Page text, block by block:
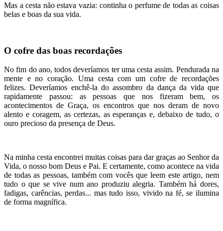
Mas a cesta não estava vazia: continha o perfume de todas as coisas
belas e boas da sua vida.
O cofre das boas recordações
No fim do ano, todos deveríamos ter uma cesta assim. Pendurada na
mente e no coração. Uma cesta com um cofre de recordações
felizes. Deveríamos enchê-la do assombro da dança da vida que
rapidamente passou: as pessoas que nos fizeram bem, os
acontecimentos de Graça, os encontros que nos deram de novo
alento e coragem, as certezas, as esperanças e, debaixo de tudo, o
ouro precioso da presença de Deus.
Na minha cesta encontrei muitas coisas para dar graças ao Senhor da
Vida, o nosso bom Deus e Pai. E certamente, como acontece na vida
de todas as pessoas, também com vocês que leem este artigo, nem
tudo o que se vive num ano produziu alegria. Também há dores,
fadigas, carências, perdas... mas tudo isso, vivido na fé, se ilumina
de forma magnífica.